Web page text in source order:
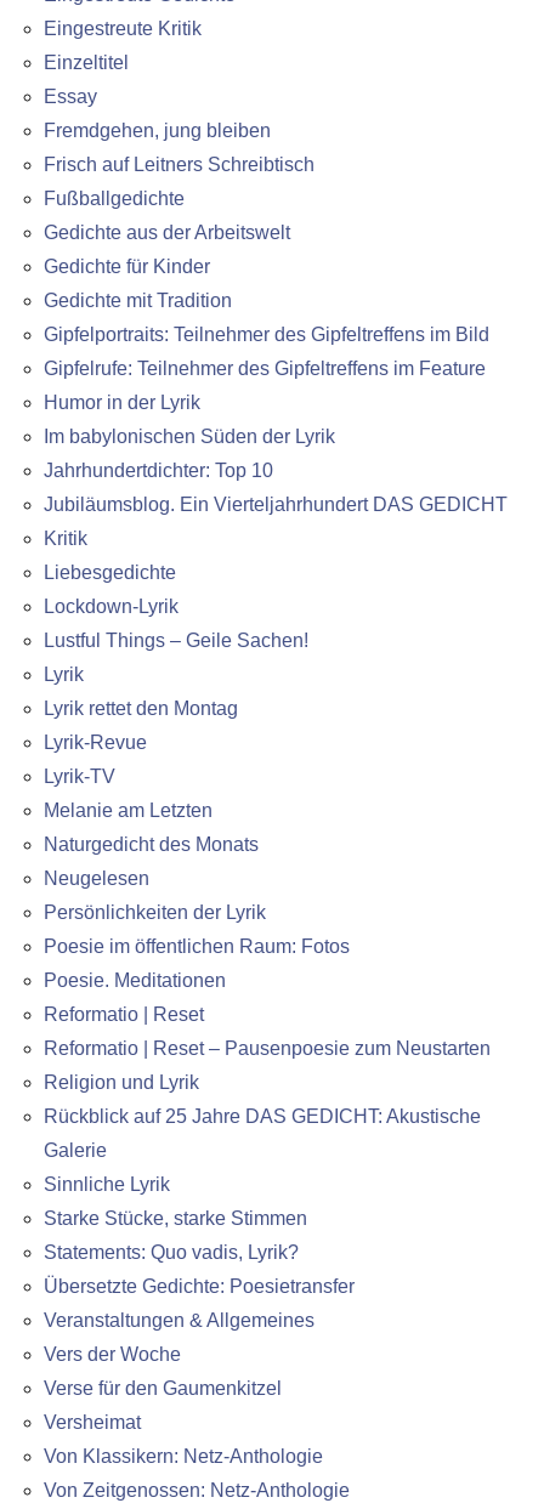
Eingestreute Kritik
Einzeltitel
Essay
Fremdgehen, jung bleiben
Frisch auf Leitners Schreibtisch
Fußballgedichte
Gedichte aus der Arbeitswelt
Gedichte für Kinder
Gedichte mit Tradition
Gipfelportraits: Teilnehmer des Gipfeltreffens im Bild
Gipfelrufe: Teilnehmer des Gipfeltreffens im Feature
Humor in der Lyrik
Im babylonischen Süden der Lyrik
Jahrhundertdichter: Top 10
Jubiläumsblog. Ein Vierteljahrhundert DAS GEDICHT
Kritik
Liebesgedichte
Lockdown-Lyrik
Lustful Things – Geile Sachen!
Lyrik
Lyrik rettet den Montag
Lyrik-Revue
Lyrik-TV
Melanie am Letzten
Naturgedicht des Monats
Neugelesen
Persönlichkeiten der Lyrik
Poesie im öffentlichen Raum: Fotos
Poesie. Meditationen
Reformatio | Reset
Reformatio | Reset – Pausenpoesie zum Neustarten
Religion und Lyrik
Rückblick auf 25 Jahre DAS GEDICHT: Akustische
Galerie
Sinnliche Lyrik
Starke Stücke, starke Stimmen
Statements: Quo vadis, Lyrik?
Übersetzte Gedichte: Poesietransfer
Veranstaltungen & Allgemeines
Vers der Woche
Verse für den Gaumenkitzel
Versheimat
Von Klassikern: Netz-Anthologie
Von Zeitgenossen: Netz-Anthologie